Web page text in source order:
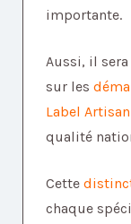
importante.
Aussi, il
sur les
Label
qualité
Cette
chaque